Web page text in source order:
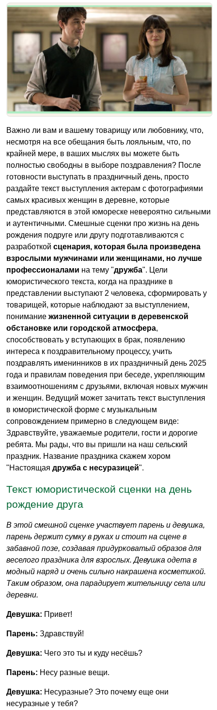
Важно ли вам и вашему товарищу или любовнику, что,
несмотря на все обещания быть лояльным, что, по
крайней мере, в ваших мыслях вы можете быть
полностью свободны в выборе поздравления? После
готовности выступать в праздничный день, просто
раздайте текст выступления актерам с фотографиями
самых красивых женщин в деревне, которые
представляются в этой юмореске невероятно сильными
и аутентичными. Смешные сценки про жизнь на день
рождения подруге или другу подготавливаются с
разработкой сценария, которая была произведена
взрослыми мужчинами или женщинами, но лучше
профессионалами на тему "дружба". Цели
юмористического текста, когда на празднике в
представлении выступают 2 человека, сформировать у
товарищей, которые наблюдают за выступлением,
понимание жизненной ситуации в деревенской
обстановке или городской атмосфера,
способствовать у вступающих в брак, появлению
интереса к поздравительному процессу, учить
поздравлять именинников в их праздничный день 2025
года и правилам поведения при беседе, укрепляющим
взаимоотношениям с друзьями, включая новых мужчин
и женщин. Ведущий может зачитать текст выступления
в юмористической форме с музыкальным
сопровождением примерно в следующем виде:
Здравствуйте, уважаемые родители, гости и дорогие
ребята. Мы рады, что вы пришли на наш сельский
праздник. Название праздника скажем хором
"Настоящая дружба с несуразицей".
Текст юмористической сценки на день
рождение друга
В этой смешной сценке участвует парень и девушка,
парень держит сумку в руках и стоит на сцене в
забавной позе, создавая придурковатый образов для
веселого праздника для взрослых. Девушка одета в
модный наряд и очень сильно накрашена косметикой.
Таким образом, она парадирует жительницу села или
деревни.
Девушка: Привет!
Парень: Здравствуй!
Девушка: Чего это ты и куду несёшь?
Парень: Несу разные вещи.
Девушка: Несуразные? Это почему еще они
несуразные у тебя?